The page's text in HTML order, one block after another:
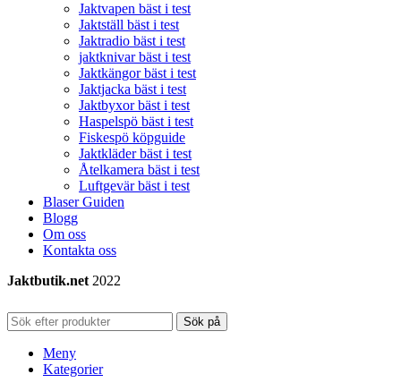
Jaktvapen bäst i test
Jaktställ bäst i test
Jaktradio bäst i test
jaktknivar bäst i test
Jaktkängor bäst i test
Jaktjacka bäst i test
Jaktbyxor bäst i test
Haspelspö bäst i test
Fiskespö köpguide
Jaktkläder bäst i test
Åtelkamera bäst i test
Luftgevär bäst i test
Blaser Guiden
Blogg
Om oss
Kontakta oss
Jaktbutik.net 2022
Sök på
Meny
Kategorier